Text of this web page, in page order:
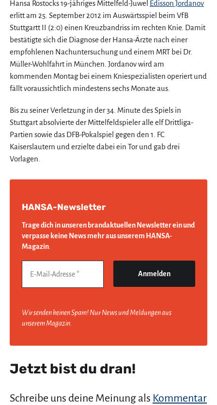
Hansa Rostocks 19-jähriges Mittelfeld-Juwel Edisson Jordanov
erlitt am 25. September 2012 im Auswärtsspiel beim VfB
Stuttgartt II (2:0) einen Kreuzbandriss im rechten Knie. Damit
bestätigte sich die Diagnose der Hansa-Ärzte nach einer
empfohlenen Nachuntersuchung und einem MRT bei Dr.
Müller-Wohlfahrt in München. Jordanov wird am
kommenden Montag bei einem Kniespezialisten operiert und
fällt voraussichtlich mindestens sechs Monate aus.
Bis zu seiner Verletzung in der 34. Minute des Spiels in
Stuttgart absolvierte der Mittelfeldspieler alle elf Drittliga-
Partien sowie das DFB-Pokalspiel gegen den 1. FC
Kaiserslautern und erzielte dabei ein Tor und gab drei
Vorlagen.
HANSA-Newsletter
Trage dich in unseren brandaktuellen Newsletter ein und
verpasse keine News mehr aus unserem HANSA-
Magazin
Wir senden keinen Spam! Nur News und Meldungen aus
unserem Magazin.
Jetzt bist du dran!
Schreibe uns deine Meinung als Kommentar